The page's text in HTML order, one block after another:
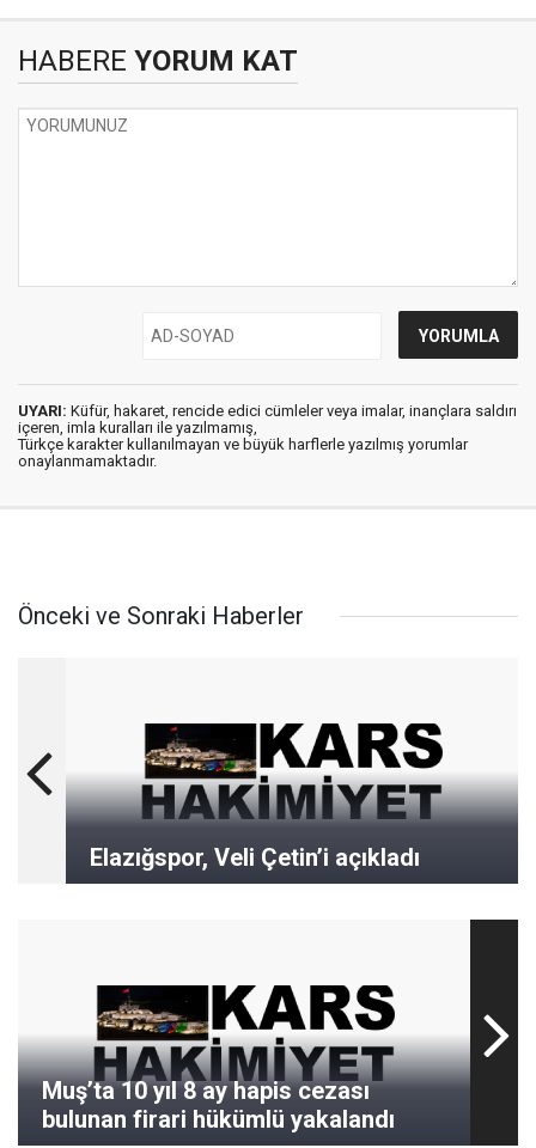
HABERE YORUM KAT
UYARI: Küfür, hakaret, rencide edici cümleler veya imalar, inançlara saldırı
içeren, imla kuralları ile yazılmamış,
Türkçe karakter kullanılmayan ve büyük harflerle yazılmış yorumlar
onaylanmamaktadır.
Önceki ve Sonraki Haberler
Elazığspor, Veli Çetin’i açıkladı
Muş’ta 10 yıl 8 ay hapis cezası
bulunan firari hükümlü yakalandı